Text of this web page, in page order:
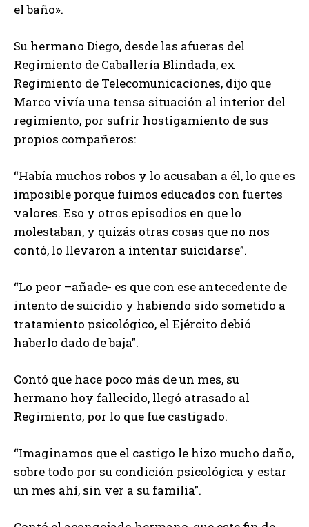
el baño».
Su hermano Diego, desde las afueras del
Regimiento de Caballería Blindada, ex
Regimiento de Telecomunicaciones, dijo que
Marco vivía una tensa situación al interior del
regimiento, por sufrir hostigamiento de sus
propios compañeros:
“Había muchos robos y lo acusaban a él, lo que es
imposible porque fuimos educados con fuertes
valores. Eso y otros episodios en que lo
molestaban, y quizás otras cosas que no nos
contó, lo llevaron a intentar suicidarse”.
“Lo peor –añade- es que con ese antecedente de
intento de suicidio y habiendo sido sometido a
tratamiento psicológico, el Ejército debió
haberlo dado de baja”.
Contó que hace poco más de un mes, su
hermano hoy fallecido, llegó atrasado al
Regimiento, por lo que fue castigado.
“Imaginamos que el castigo le hizo mucho daño,
sobre todo por su condición psicológica y estar
un mes ahí, sin ver a su familia”.